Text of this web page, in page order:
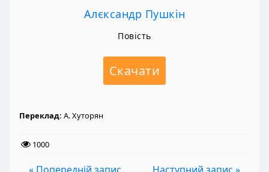
Алєксандр Пушкін
Повість
Скачати
Переклад: А. Хуторян
1000
« Попередній запис Наступний запис »